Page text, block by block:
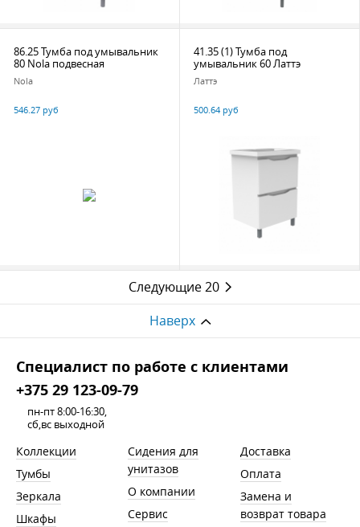
86.25 Тумба под умывальник
80 Nola подвесная
Nola
546.27 руб
41.35 (1) Тумба под
умывальник 60 Латтэ
Латтэ
500.64 руб
Следующие 20
Наверх
Cпециалист по работе с клиентами
+375 29 123-09-79
пн-пт 8:00-16:30,
сб,вс выходной
Коллекции
Тумбы
Зеркала
Шкафы
Сидения для
унитазов
О компании
Сервис
Доставка
Оплата
Замена и
возврат товара